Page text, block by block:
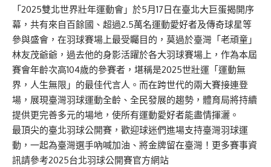
「2025雙北世界壯年運動會」於5月17日在臺北大巨蛋揭開序
幕，共有來自百餘國、超過2.5萬名運動愛好者及傳奇球星等
參與盛會，在羽球賽場上最受矚目的，莫過於臺灣「老頑童」
林友茂爺爺，過去他的身影活躍於各大羽球賽場上，作為本屆
賽會年齡次高104歲的參賽者，堪稱是2025世壯運「運動無
界，人生無限」的最佳代言人。而在跨世代的兩大賽接連登
場，展現臺灣羽球運動全齡、全民發展的趨勢，體育局將持續
提供更完善多元的場地，使所有運動愛好者能盡情揮灑。
最頂尖的臺北羽球公開賽，歡迎球迷們進場支持臺灣羽球運
動，一起為臺灣選手吶喊加油、將金牌留在臺灣！更多賽事資
訊請參考2025台北羽球公開賽官方網站